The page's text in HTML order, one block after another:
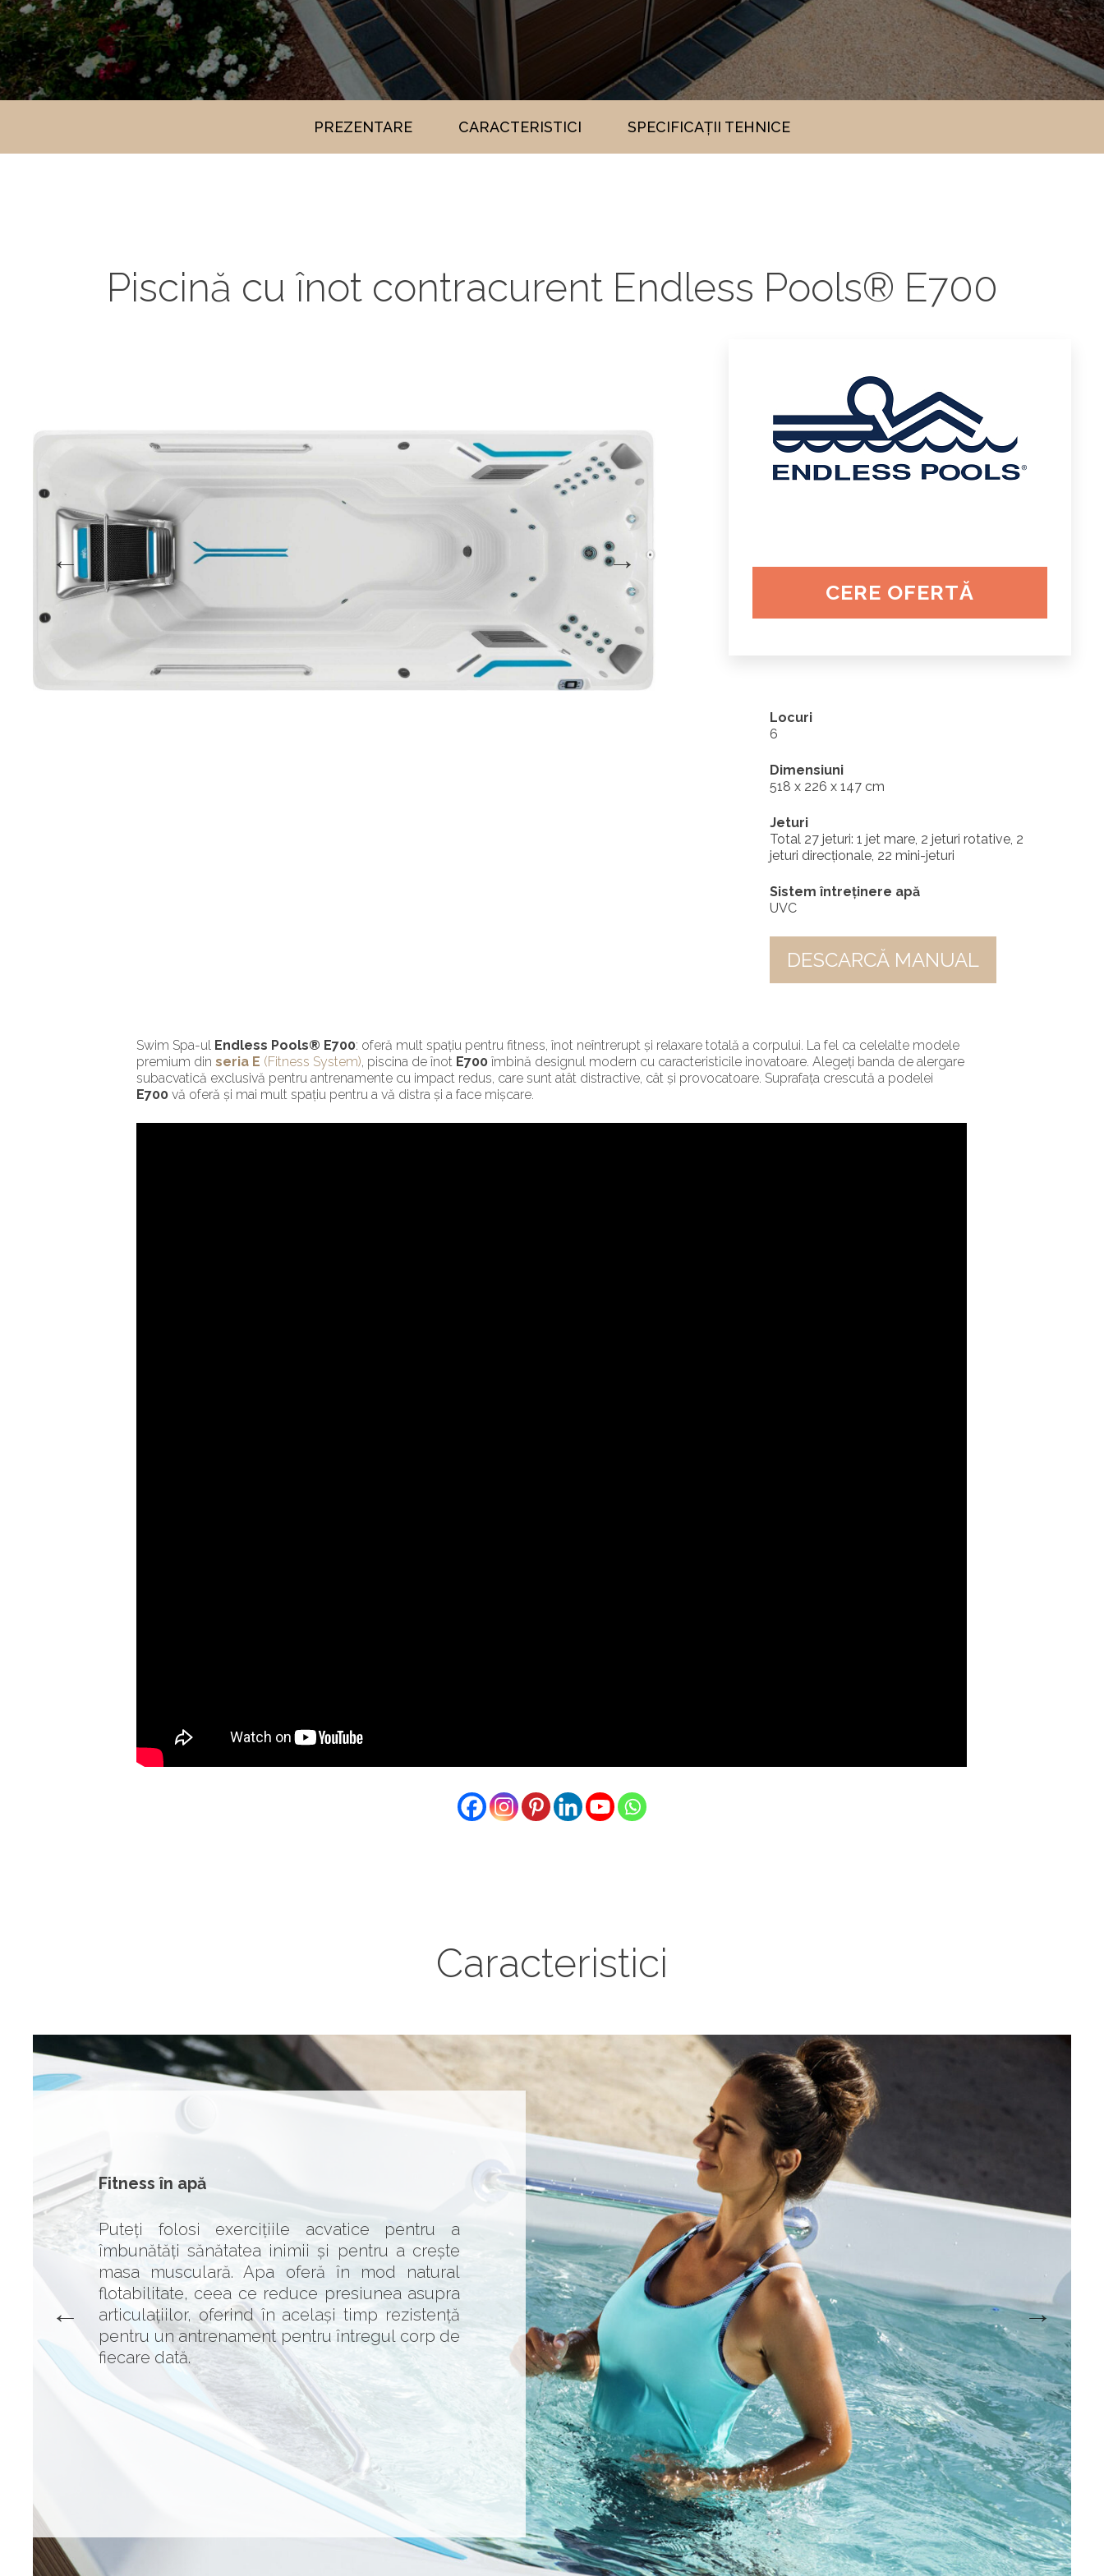
PREZENTARE CARACTERISTICI SPECIFICAȚII TEHNICE
Piscină cu înot contracurent Endless Pools® E700
CERE OFERTĂ
Locuri
6
Dimensiuni
518 x 226 x 147 cm
Jeturi
Total 27 jeturi: 1 jet mare, 2 jeturi rotative, 2
jeturi direcționale, 22 mini-jeturi
Sistem întreținere apă
UVC
DESCARCĂ MANUAL
Swim Spa-ul Endless Pools® E700: oferă mult spațiu pentru fitness, înot neîntrerupt și relaxare totală a corpului. La fel ca celelalte modele
premium dinseria E (Fitness System), piscina de înot E700 îmbină designul modern cu caracteristicile inovatoare. Alegeți banda de alergare
subacvatică exclusivă pentru antrenamente cu impact redus, care sunt atât distractive, cât și provocatoare. Suprafața crescută a podelei
E700 vă oferă și mai mult spațiu pentru a vă distra și a face mișcare.
Caracteristici
Fitness în apă
Puteți folosi exercițiile acvatice pentru a
îmbunătăți sănătatea inimii și pentru a crește
masa musculară. Apa oferă în mod natural
flotabilitate, ceea ce reduce presiunea asupra
articulațiilor, oferind în același timp rezistență
pentru un antrenament pentru întregul corp de
fiecare dată.